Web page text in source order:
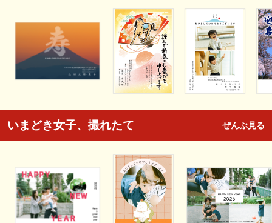
いまどき女子、撮れたて ぜんぶ見る